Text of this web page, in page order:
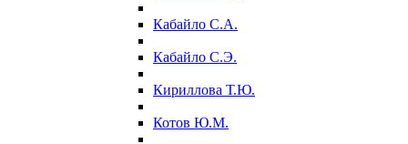
Кабайло С.А.
Кабайло С.Э.
Кириллова Т.Ю.
Котов Ю.М.